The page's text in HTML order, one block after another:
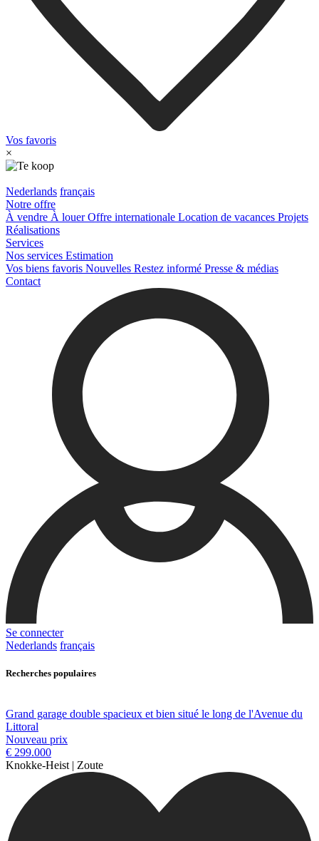
Vos favoris
×
Nederlands français
Notre offre
À vendre À louerOffre internationale Location de vacances Projets
Réalisations
Services
Nos services Estimation
Vos biens favoris Nouvelles Restez informé Presse & médias
Contact
Se connecter
Nederlands français
Recherches populaires
Grand garage double spacieux et bien situé le long de l'Avenue du
Littoral
Nouveau prix
€ 299.000
Knokke-Heist | Zoute